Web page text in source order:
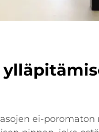
ei-poromaton